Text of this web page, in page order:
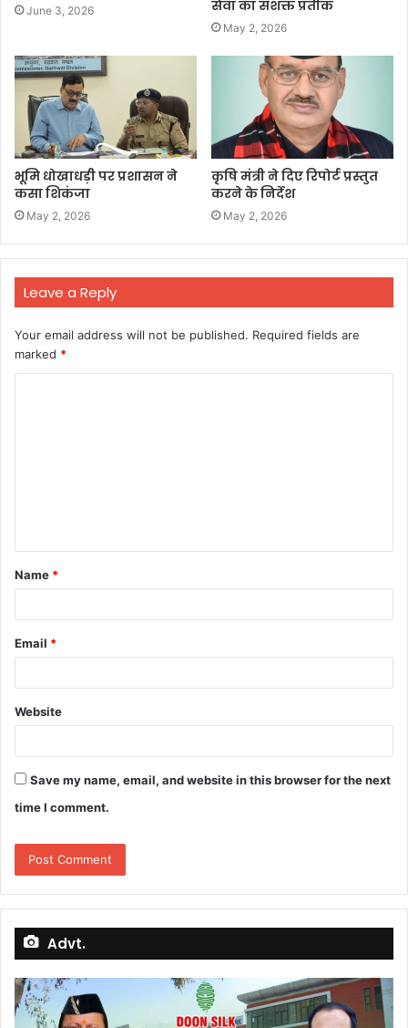
June 3, 2026 सेवा का सशक्त प्रतीक
May 2, 2026
भूमि धोखाधड़ी पर प्रशासन ने
कसा शिकंजा
May 2, 2026
कृषि मंत्री ने दिए रिपोर्ट प्रस्तुत
करने के निर्देश
May 2, 2026
Leave a Reply
Your email address will not be published. Required fields are
marked *
t
*
Name *
Email *
Website
Save my name, email, and website in this browser for the next
time I comment.
Advt.